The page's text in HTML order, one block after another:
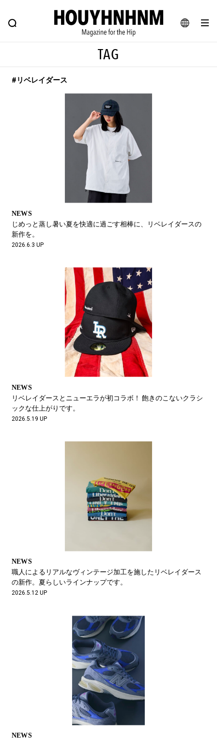
JA
FEATURE BLOG SNAP
ヒップなファッション、カルチャー、ライフスタイルWEBマガジン
#憧れの逸品
#ESSENTIAL DESIGNS #古着サミット
#NEW VINTAGE #マイナーグッド図鑑
#MONTHLY JOURNAL
#フイナムのYouTube
#FOCUS IT #AH.H
#FASHION #MUSIC
#LIFESTYLE
#SPORTS
TAG
#リベレイダース
NEWS
じめっと蒸し暑い夏を快適に過ごす相棒に、リベレイダースの
新作を。
2026.6.3 UP
NEWS
リベレイダースとニューエラが初コラボ！ 飽きのこないクラシ
ックな仕上がりです。
2026.5.19 UP
NEWS
職人によるリアルなヴィンテージ加工を施したリベレイダース
の新作。夏らしいラインナップです。
2026.5.12 UP
NEWS